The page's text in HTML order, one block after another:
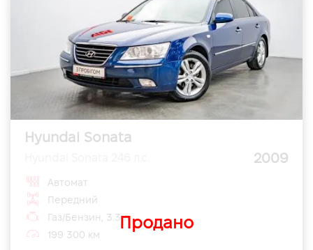
Hyundai Sonata
2009
Продано
Автомат
Передний
Газ/Бензин, 3.3 л
199 300 км